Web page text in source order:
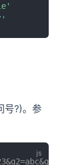
'
号?)。参
参数